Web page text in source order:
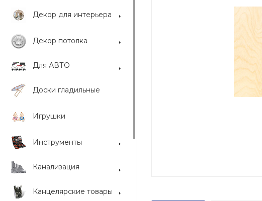
Декор для интерьера
Декор потолка
Для АВТО
Доски гладильные
Игрушки
Инструменты
Канализация
Канцелярские товары